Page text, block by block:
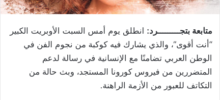
متابعة بتجـــــــــرد: انطلق يوم أمس السبت الأوبريت الكبير
“أنت أقوى”، والذي يشارك فيه كوكبة من نجوم الفن في
الوطن العربي تضامنًا مع الإنسانية في رسالة لدعم
المتضررين من فيروس كورونا المستجد، وبث حالة من
التكاتف للعبور من الأزمة الراهنة.